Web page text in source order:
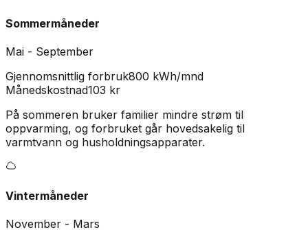
Sommermåneder
Mai - September
Gjennomsnittlig forbruk800 kWh/mnd
Månedskostnad103 kr
På sommeren bruker familier mindre strøm til
oppvarming, og forbruket går hovedsakelig til
varmtvann og husholdningsapparater.
Vintermåneder
November - Mars